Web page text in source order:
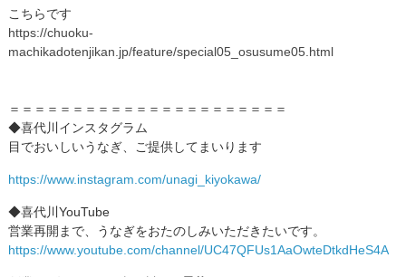
こちらです
https://chuoku-
machikadotenjikan.jp/feature/special05_osusume05.html
＝＝＝＝＝＝＝＝＝＝＝＝＝＝＝＝＝＝＝＝＝＝
◆喜代川インスタグラム
目でおいしいうなぎ、ご提供してまいります
https://www.instagram.com/unagi_kiyokawa/
◆喜代川YouTube
営業再開まで、うなぎをおたのしみいただきたいです。
https://www.youtube.com/channel/UC47QFUs1AaOwteDtkdHeS4A